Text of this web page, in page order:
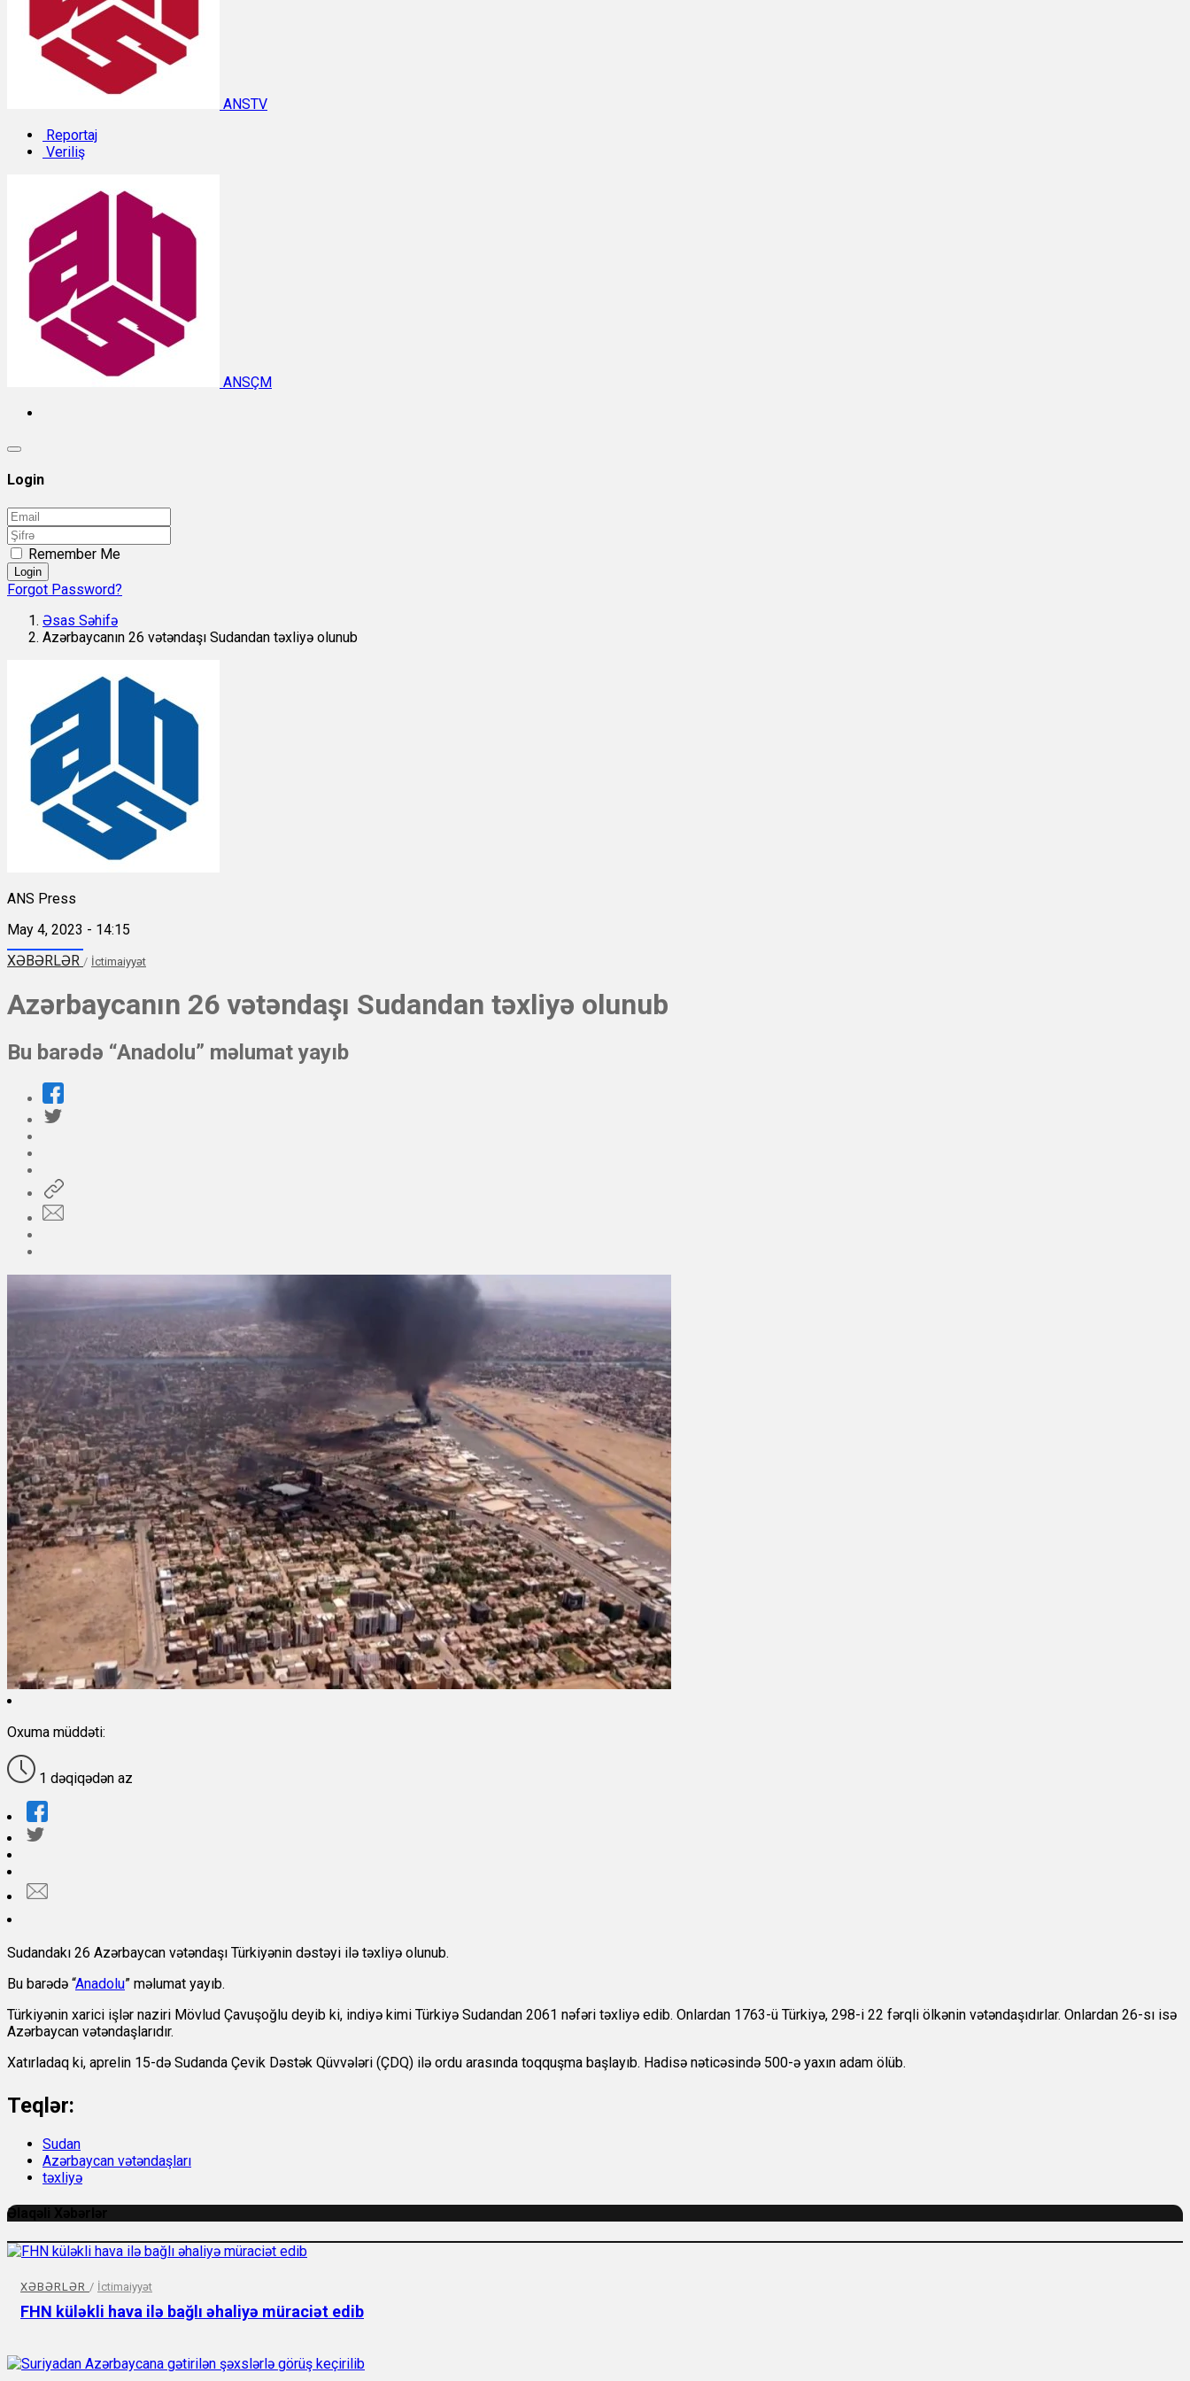
ANSTV
Reportaj
Veriliş
ANSÇM
Login
Remember Me
Login
Forgot Password?
Əsas Səhifə
Azərbaycanın 26 vətəndaşı Sudandan təxliyə olunub
ANS Press
May 4, 2023 - 14:15
XƏBƏRLƏR / İctimaiyyət
Azərbaycanın 26 vətəndaşı Sudandan təxliyə olunub
Bu barədə “Anadolu” məlumat yayıb
Oxuma müddəti:
1 dəqiqədən az
Sudandakı 26 Azərbaycan vətəndaşı Türkiyənin dəstəyi ilə təxliyə olunub.
Bu barədə “Anadolu” məlumat yayıb.
Türkiyənin xarici işlər naziri Mövlud Çavuşoğlu deyib ki, indiyə kimi Türkiyə Sudandan 2061 nəfəri təxliyə edib. Onlardan 1763-ü Türkiyə, 298-i 22 fərqli ölkənin vətəndaşıdırlar. Onlardan 26-sı isə
Azərbaycan vətəndaşlarıdır.
Xatırladaq ki, aprelin 15-də Sudanda Çevik Dəstək Qüvvələri (ÇDQ) ilə ordu arasında toqquşma başlayıb. Hadisə nəticəsində 500-ə yaxın adam ölüb.
Teqlər:
Sudan
Azərbaycan vətəndaşları
təxliyə
Əlaqəli Xəbərlər
XƏBƏRLƏR / İctimaiyyət
FHN küləkli hava ilə bağlı əhaliyə müraciət edib